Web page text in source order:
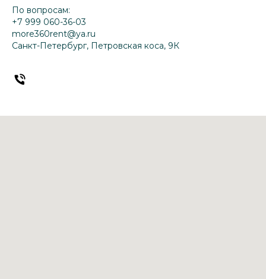
По вопросам:
+7 999 060-36-03
more360rent@ya.ru
Санкт-Петербург, Петровская коса, 9К